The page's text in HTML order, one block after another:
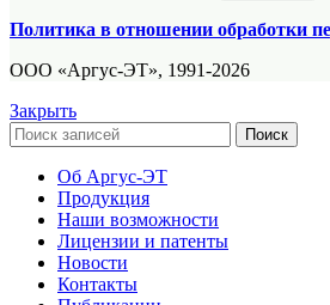
Политика в отношении обработки
ООО «Аргус-ЭТ», 1991-2026
Закрыть
Поиск
Об Аргус-ЭТ
Продукция
Наши возможности
Лицензии и патенты
Новости
Контакты